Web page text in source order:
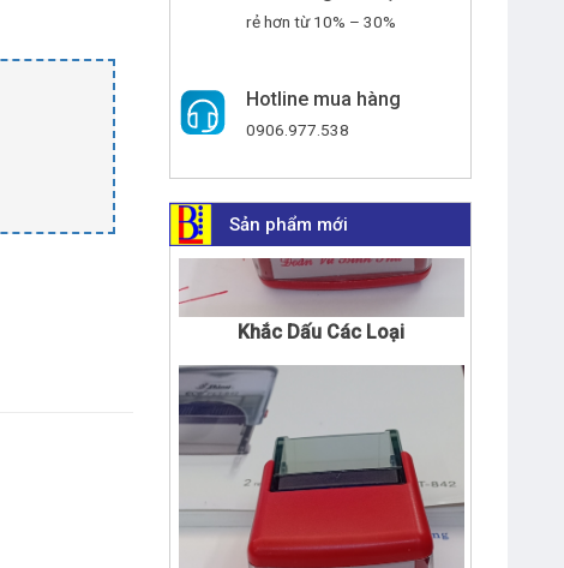
rẻ hơn từ 10% – 30%
Hotline mua hàng
0906.977.538
Sản phẩm mới
Khắc Dấu Các Loại